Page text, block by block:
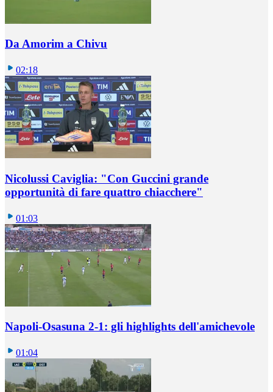
Da Amorim a Chivu
02:18
Nicolussi Caviglia: "Con Guccini grande
opportunità di fare quattro chiacchere"
01:03
Napoli-Osasuna 2-1: gli highlights dell'amichevole
01:04